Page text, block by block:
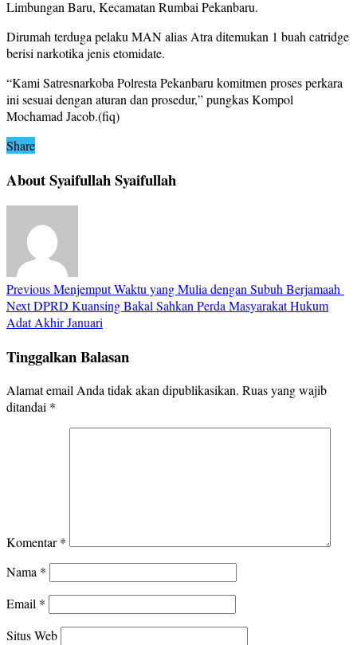
Limbungan Baru, Kecamatan Rumbai Pekanbaru.
Dirumah terduga pelaku MAN alias Atra ditemukan 1 buah catridge
berisi narkotika jenis etomidate.
“Kami Satresnarkoba Polresta Pekanbaru komitmen proses perkara
ini sesuai dengan aturan dan prosedur,” pungkas Kompol
Mochamad Jacob.(fiq)
Share
About Syaifullah Syaifullah
PreviousMenjemput Waktu yang Mulia dengan Subuh Berjamaah
NextDPRD Kuansing Bakal Sahkan Perda Masyarakat Hukum
Adat Akhir Januari
Tinggalkan Balasan
Alamat email Anda tidak akan dipublikasikan. Ruas yang wajib
ditandai *
Komentar*
Nama *
Email *
Situs Web